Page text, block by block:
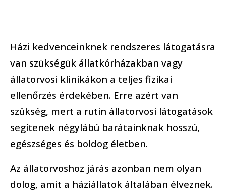
Házi kedvenceinknek rendszeres látogatásra
van szükségük állatkórházakban vagy
állatorvosi klinikákon a teljes fizikai
ellenőrzés érdekében. Erre azért van
szükség, mert a rutin állatorvosi látogatások
segítenek négylábú barátainknak hosszú,
egészséges és boldog életben.
Az állatorvoshoz járás azonban nem olyan
dolog, amit a háziállatok általában élveznek.